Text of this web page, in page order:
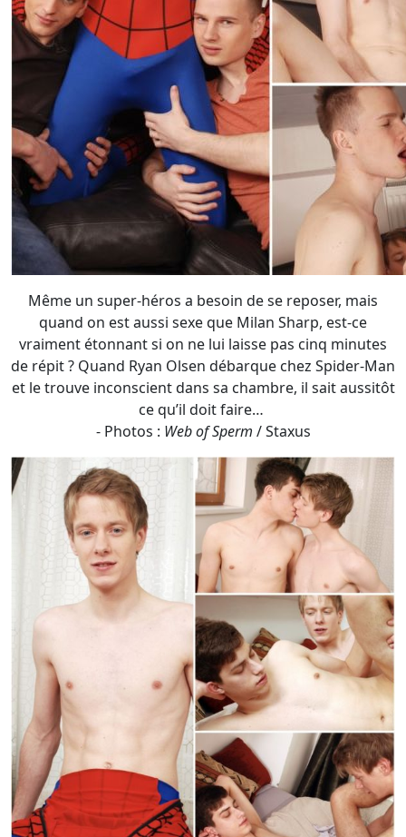
Même un super-héros a besoin de se reposer, mais
quand on est aussi sexe que Milan Sharp, est-ce
vraiment étonnant si on ne lui laisse pas cinq minutes
de répit ? Quand Ryan Olsen débarque chez Spider-Man
et le trouve inconscient dans sa chambre, il sait aussitôt
ce qu’il doit faire…
- Photos :
Web of Sperm/ Staxus
L'idolâtrie prend toutes sortes de formes, mais le jeune
Skylar Blu la pousse à l'extrême en récompensant
Spidey (Milan Sharp) pour lui avoir récupéré son